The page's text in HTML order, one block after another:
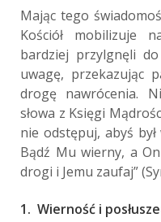
Mając tego
Kościół mobilizuje
bardziej przylgnęli
uwagę, przekazując
drogę nawrócenia.
słowa z Księgi
nie odstępuj, abyś
Bądź Mu wierny, a
drogi i Jemu zaufaj”
1. Wierność i